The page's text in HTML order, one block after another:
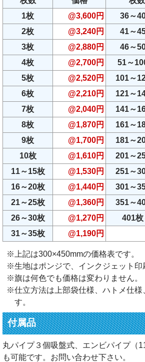
1枚
@3,600円 36～
2枚
@3,240円 41～
3枚
@2,880円 46～
4枚
@2,700円 51～
5枚
@2,520円 101～
6枚
@2,210円 121～
7枚
@2,040円 141～
8枚
@1,870円 161～
9枚
@1,700円 181～
10枚
@1,610円 201～
11～15枚
@1,530円 251～
16～20枚
@1,440円 301～
21～25枚
@1,360円 351～
26～30枚
@1,270円 401枚
31～35枚
@1,190円
※上記は300×450mmの価格表です。
※生地はポンジで、インクジェット印
※旗は何色でも価格は変わりません。
※仕立方法は上部袋仕様、ハトメ仕様
す。
付属品
丸パイプ３個吸盤式、エンビパイプ（
も可能です。お問い合わせ下さい。